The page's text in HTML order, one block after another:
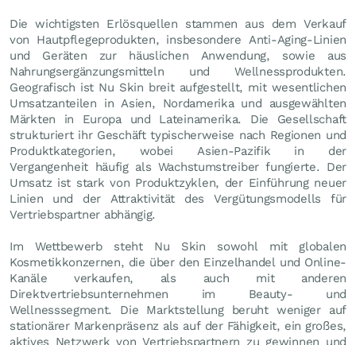
Die wichtigsten Erlösquellen stammen aus dem Verkauf
von Hautpflegeprodukten, insbesondere Anti-Aging-Linien
und Geräten zur häuslichen Anwendung, sowie aus
Nahrungsergänzungsmitteln und Wellnessprodukten.
Geografisch ist Nu Skin breit aufgestellt, mit wesentlichen
Umsatzanteilen in Asien, Nordamerika und ausgewählten
Märkten in Europa und Lateinamerika. Die Gesellschaft
strukturiert ihr Geschäft typischerweise nach Regionen und
Produktkategorien, wobei Asien-Pazifik in der
Vergangenheit häufig als Wachstumstreiber fungierte. Der
Umsatz ist stark von Produktzyklen, der Einführung neuer
Linien und der Attraktivität des Vergütungsmodells für
Vertriebspartner abhängig.
Im Wettbewerb steht Nu Skin sowohl mit globalen
Kosmetikkonzernen, die über den Einzelhandel und Online-
Kanäle verkaufen, als auch mit anderen
Direktvertriebsunternehmen im Beauty- und
Wellnesssegment. Die Marktstellung beruht weniger auf
stationärer Markenpräsenz als auf der Fähigkeit, ein großes,
aktives Netzwerk von Vertriebspartnern zu gewinnen und